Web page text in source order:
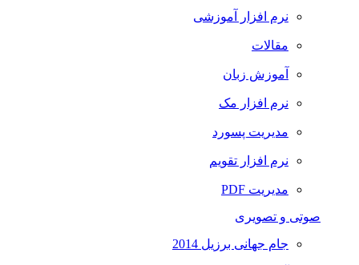
نرم افزار آموزشی
مقالات
آموزش زبان
نرم افزار مک
مدیریت پسورد
نرم افزار تقویم
مدیریت PDF
صوتی و تصویری
جام جهانی برزیل 2014